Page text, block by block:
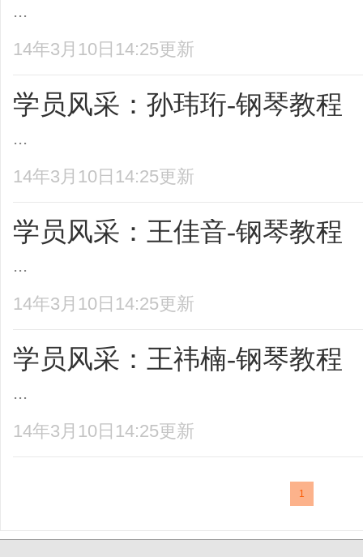
...
14年3月10日14:25更新
学员风采：孙玮珩-钢琴教程
...
14年3月10日14:25更新
学员风采：王佳音-钢琴教程
...
14年3月10日14:25更新
学员风采：王祎楠-钢琴教程
...
14年3月10日14:25更新
1